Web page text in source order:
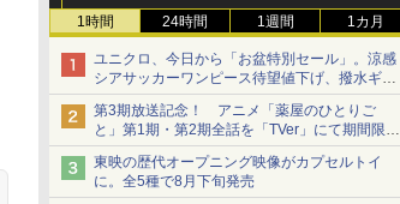
1時間 24時間 1週間 1カ月
ユニクロ、今日から「お盆特別セール」。涼感
シアサッカーワンピース待望値下げ、撥水ギア
ショーツは1990円に
第3期放送記念！ アニメ「薬屋のひとりご
と」第1期・第2期全話を「TVer」にて期間限定
で順次無料配信開始
東映の歴代オープニング映像がカプセルトイ
に。全5種で8月下旬発売